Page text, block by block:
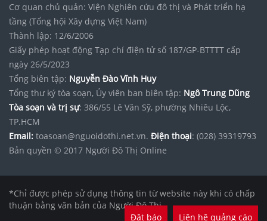
Cơ quan chủ quản: Viện Nghiên cứu đô thị và Phát triển hạ
tầng (Tổng hội Xây dựng Việt Nam)
Thành lập: 12/6/2006
Giấy phép hoạt động Tạp chí điện tử số 187/GP-BTTTT cấp
ngày 26/5/2023
Tổng biên tập: Nguyễn Đào Vĩnh Huy
Tổng thư ký tòa soạn, Ủy viên ban biên tập: Ngô Trung Dũng
Tòa soạn và trị sự: 386/55 Lê Văn Sỹ, phường Nhiêu Lộc,
TP.HCM
Email: toasoan@nguoidothi.net.vn. Điện thoại: (028) 39319793
Bản quyền © 2017 Người Đô Thị Online
*Chỉ được phép sử dụng thông tin từ website này khi có chấp
thuận bằng văn bản của Người Đô Thị.
Đặt báo
Liên hệ quảng cáo